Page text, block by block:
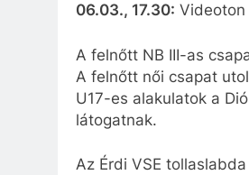
06.03., 17.30: Videoton
A felnőtt NB III-as
A felnőtt női csapat
U17-es alakulatok a
látogatnak.
Az Érdi VSE